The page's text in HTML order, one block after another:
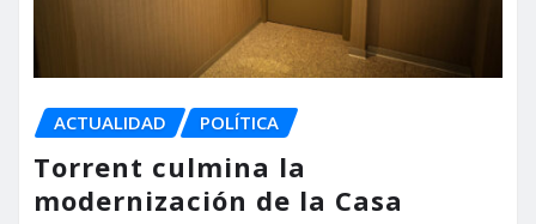
ACTUALIDAD POLÍTICA
Torrent culmina la
modernización de la Casa